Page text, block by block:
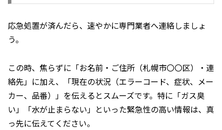
応急処置が済んだら、速やかに専門業者へ連絡しましょ
う。
この時、焦らずに「お名前・ご住所（札幌市〇〇区）・連
絡先」に加え、「現在の状況（エラーコード、症状、メー
カー、品番）」を伝えるとスムーズです。特に「ガス臭
い」「水が止まらない」といった緊急性の高い情報は、真
っ先に伝えてください。